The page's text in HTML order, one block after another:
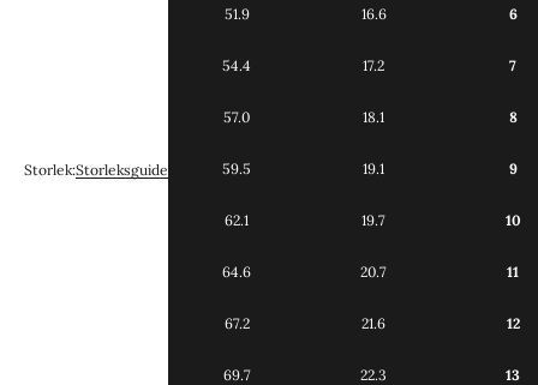
Storlek:Storleksguide
51.9 16.6 6
54.4 17.2 7
57.0 18.1 8
59.5 19.1 9
62.1 19.7 10
64.6 20.7 11
67.2 21.6 12
69.7 22.3 13